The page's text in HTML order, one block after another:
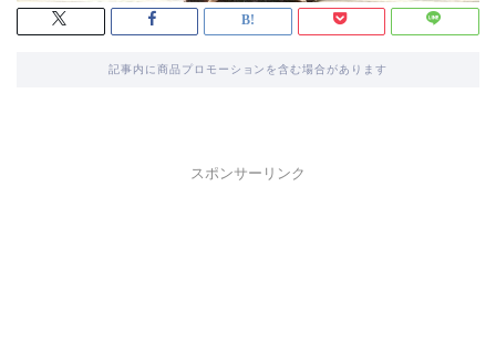
記事内に商品プロモーションを含む場合があります
スポンサーリンク